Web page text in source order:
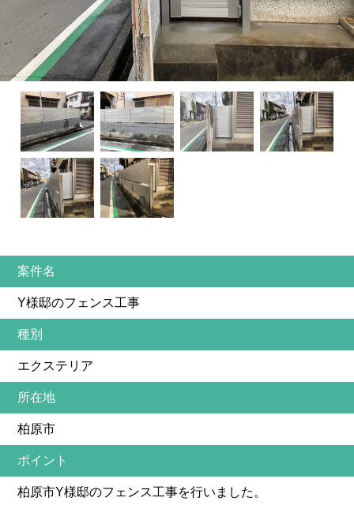
案件名
Y様邸のフェンス工事
種別
エクステリア
所在地
柏原市
ポイント
柏原市Y様邸のフェンス工事を行いました。